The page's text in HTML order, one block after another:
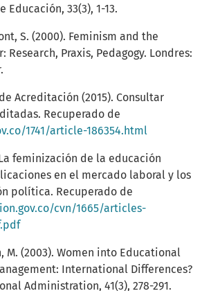
33(3), 1-13.
S. (2000). Feminism and the
Research, Praxis, Pedagogy. Londres:
Acreditación (2015). Consultar
Recuperado de
1741/article-186354.html
feminización de la educación
en el mercado laboral y los
política. Recuperado de
cvn/1665/articles-
M. (2003). Women into Educational
International Differences?
Administration, 41(3), 278-291.